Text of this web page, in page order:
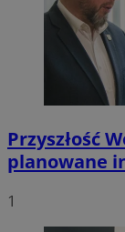
Przyszłość
planowane
1